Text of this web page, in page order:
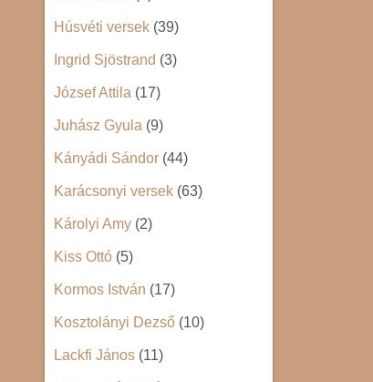
Húsvéti versek (39)
Ingrid Sjöstrand (3)
József Attila (17)
Juhász Gyula (9)
Kányádi Sándor (44)
Karácsonyi versek (63)
Károlyi Amy (2)
Kiss Ottó (5)
Kormos István (17)
Kosztolányi Dezső (10)
Lackfi János (11)